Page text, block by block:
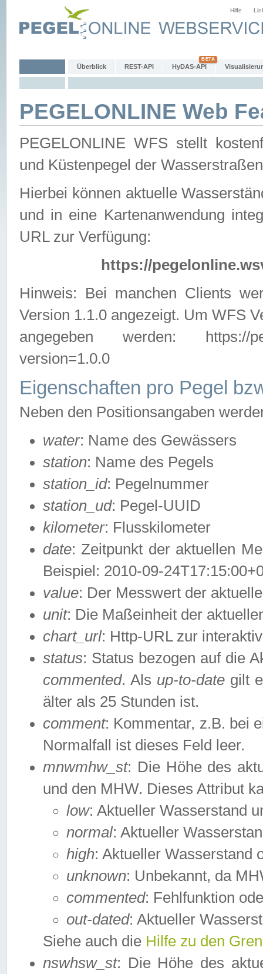
Hilfe
Überblick REST-API HyDAS-API
PEGELONLINE Web
PEGELONLINE WFS stellt
und Küstenpegel der
Hierbei können aktuelle
und in eine Kartenanwendung
URL zur Verfügung:
https://
Hinweis: Bei manchen Clients
Version 1.1.0 angezeigt. Um WFS
angegeben werden: https://
version=1.0.0
Eigenschaften pro Pegel
Neben den Positionsangaben
water: Name des Gewässers
station: Name des Pegels
station_id: Pegelnummer
station_ud: Pegel-UUID
kilometer: Flusskilometer
date: Zeitpunkt der aktuellen
Beispiel: 2010-09-
value: Der Messwert der
unit: Die Maßeinheit der
chart_url: Http-URL zur
status: Status bezogen auf die
commented. Als up-to-date gilt
älter als 25 Stunden ist.
comment: Kommentar, z.B. bei
Normalfall ist dieses Feld leer.
mnwmhw_st: Die Höhe des
und den MHW. Dieses Attribut
low: Aktueller Wasserstand
normal: Aktueller
high: Aktueller Wasserstand
unknown: Unbekannt, da
commented: Fehlfunktion
out-dated: Aktueller
Siehe auch die Hilfe zu den
nswhsw_st: Die Höhe des